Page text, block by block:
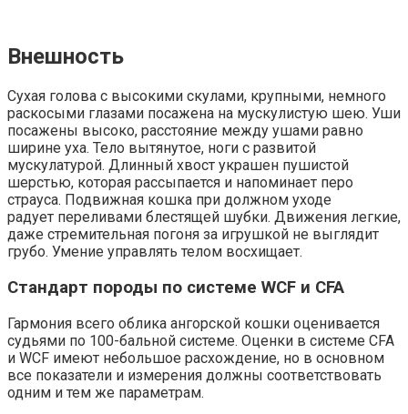
Внешность
Сухая голова с высокими скулами, крупными, немного
раскосыми глазами посажена на мускулистую шею. Уши
посажены высоко, расстояние между ушами равно
ширине уха. Тело вытянутое, ноги с развитой
мускулатурой. Длинный хвост украшен пушистой
шерстью, которая рассыпается и напоминает перо
страуса. Подвижная кошка при должном уходе
радует переливами блестящей шубки. Движения легкие,
даже стремительная погоня за игрушкой не выглядит
грубо. Умение управлять телом восхищает.
Стандарт породы по системе WCF и CFA
Гармония всего облика ангорской кошки оценивается
судьями по 100-бальной системе. Оценки в системе CFA
и WCF имеют небольшое расхождение, но в основном
все показатели и измерения должны соответствовать
одним и тем же параметрам.